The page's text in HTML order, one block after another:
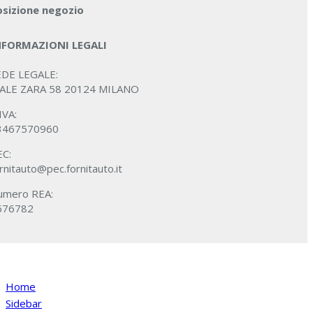
negozio
LEGALI
LEGALE:
ZARA 58 20124 MILANO
REA:
Home
Sidebar